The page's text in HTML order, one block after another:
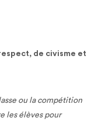
de civisme et
ou la compétition
les élèves pour